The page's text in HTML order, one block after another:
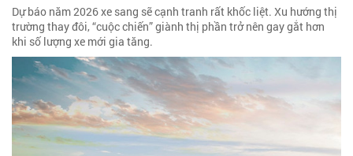
Dự báo năm 2026 xe sang sẽ cạnh tranh rất khốc liệt. Xu hướng thị
trường thay đôi, “cuộc chiến” giành thị phần trở nên gay gắt hơn
khi số lượng xe mới gia tăng.